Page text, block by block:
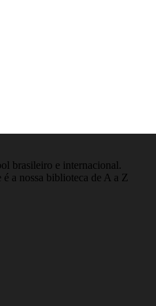
brasileiro e internacional.
a nossa biblioteca de A a Z